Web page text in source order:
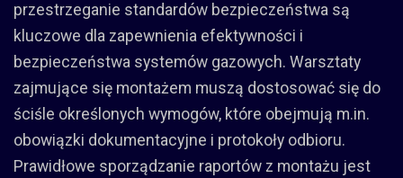
przestrzeganie standardów bezpieczeństwa są
kluczowe dla zapewnienia efektywności i
bezpieczeństwa systemów gazowych. Warsztaty
zajmujące się montażem muszą dostosować się do
ściśle określonych wymogów, które obejmują m.in.
obowiązki dokumentacyjne i protokoły odbioru.
Prawidłowe sporządzanie raportów z montażu jest